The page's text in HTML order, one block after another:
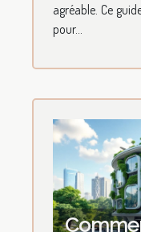
agréable. Ce
pour...